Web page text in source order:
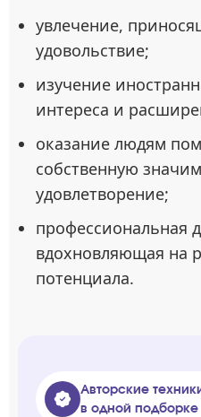
увлечение,
удовольствие;
изучение
интереса и
оказание людям
собственную
удовлетворение;
профессиональная
вдохновляющая на
потенциала.
Авторские
в одной подборке